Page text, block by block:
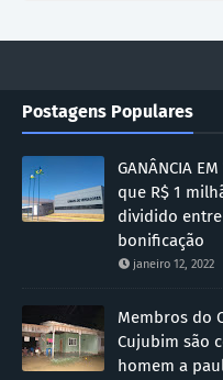
Postagens Populares
GANÂNCIA
que R$ 1
dividido
bonificação
janeiro 12, 2022
Membros do
Cujubim são
homem a